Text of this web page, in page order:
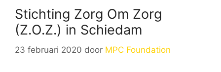
Stichting Zorg Om Zorg
(Z.O.Z.) in Schiedam
23 februari 2020 door MPC Foundation